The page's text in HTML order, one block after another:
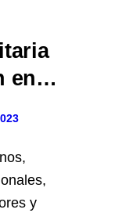
en
y